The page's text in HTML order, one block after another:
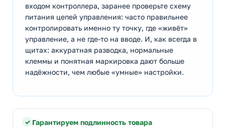
входом контроллера, заранее проверьте схему
питания цепей управления: часто правильнее
контролировать именно ту точку, где «живёт»
управление, а не где-то на вводе. И, как всегда в
щитах: аккуратная разводка, нормальные
клеммы и понятная маркировка дают больше
надёжности, чем любые «умные» настройки.
Гарантируем подлинность товара